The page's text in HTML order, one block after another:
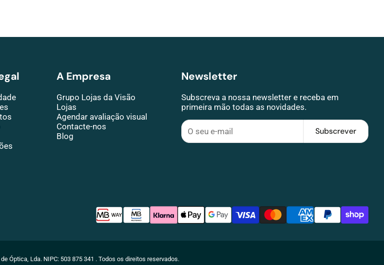
A Empresa
Grupo Lojas da Visão
Lojas
Agendar avaliação visual
Contacte-nos
Blog
Newsletter
Subscreva a nossa newsletter e receba em
primeira mão todas as novidades.
Subscrever
Óptica, Lda. NIPC: 503 875 341 . Todos os direitos reservados.